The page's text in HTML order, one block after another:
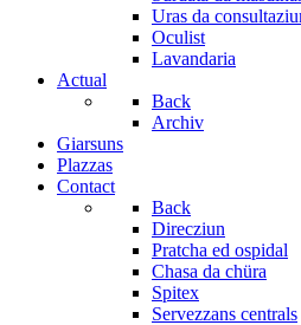
Uras da
Oculist
Lavandaria
Actual
Back
Archiv
Giarsuns
Plazzas
Contact
Back
Direcziun
Pratcha ed ospidal
Chasa da chüra
Spitex
Servezzans centrals